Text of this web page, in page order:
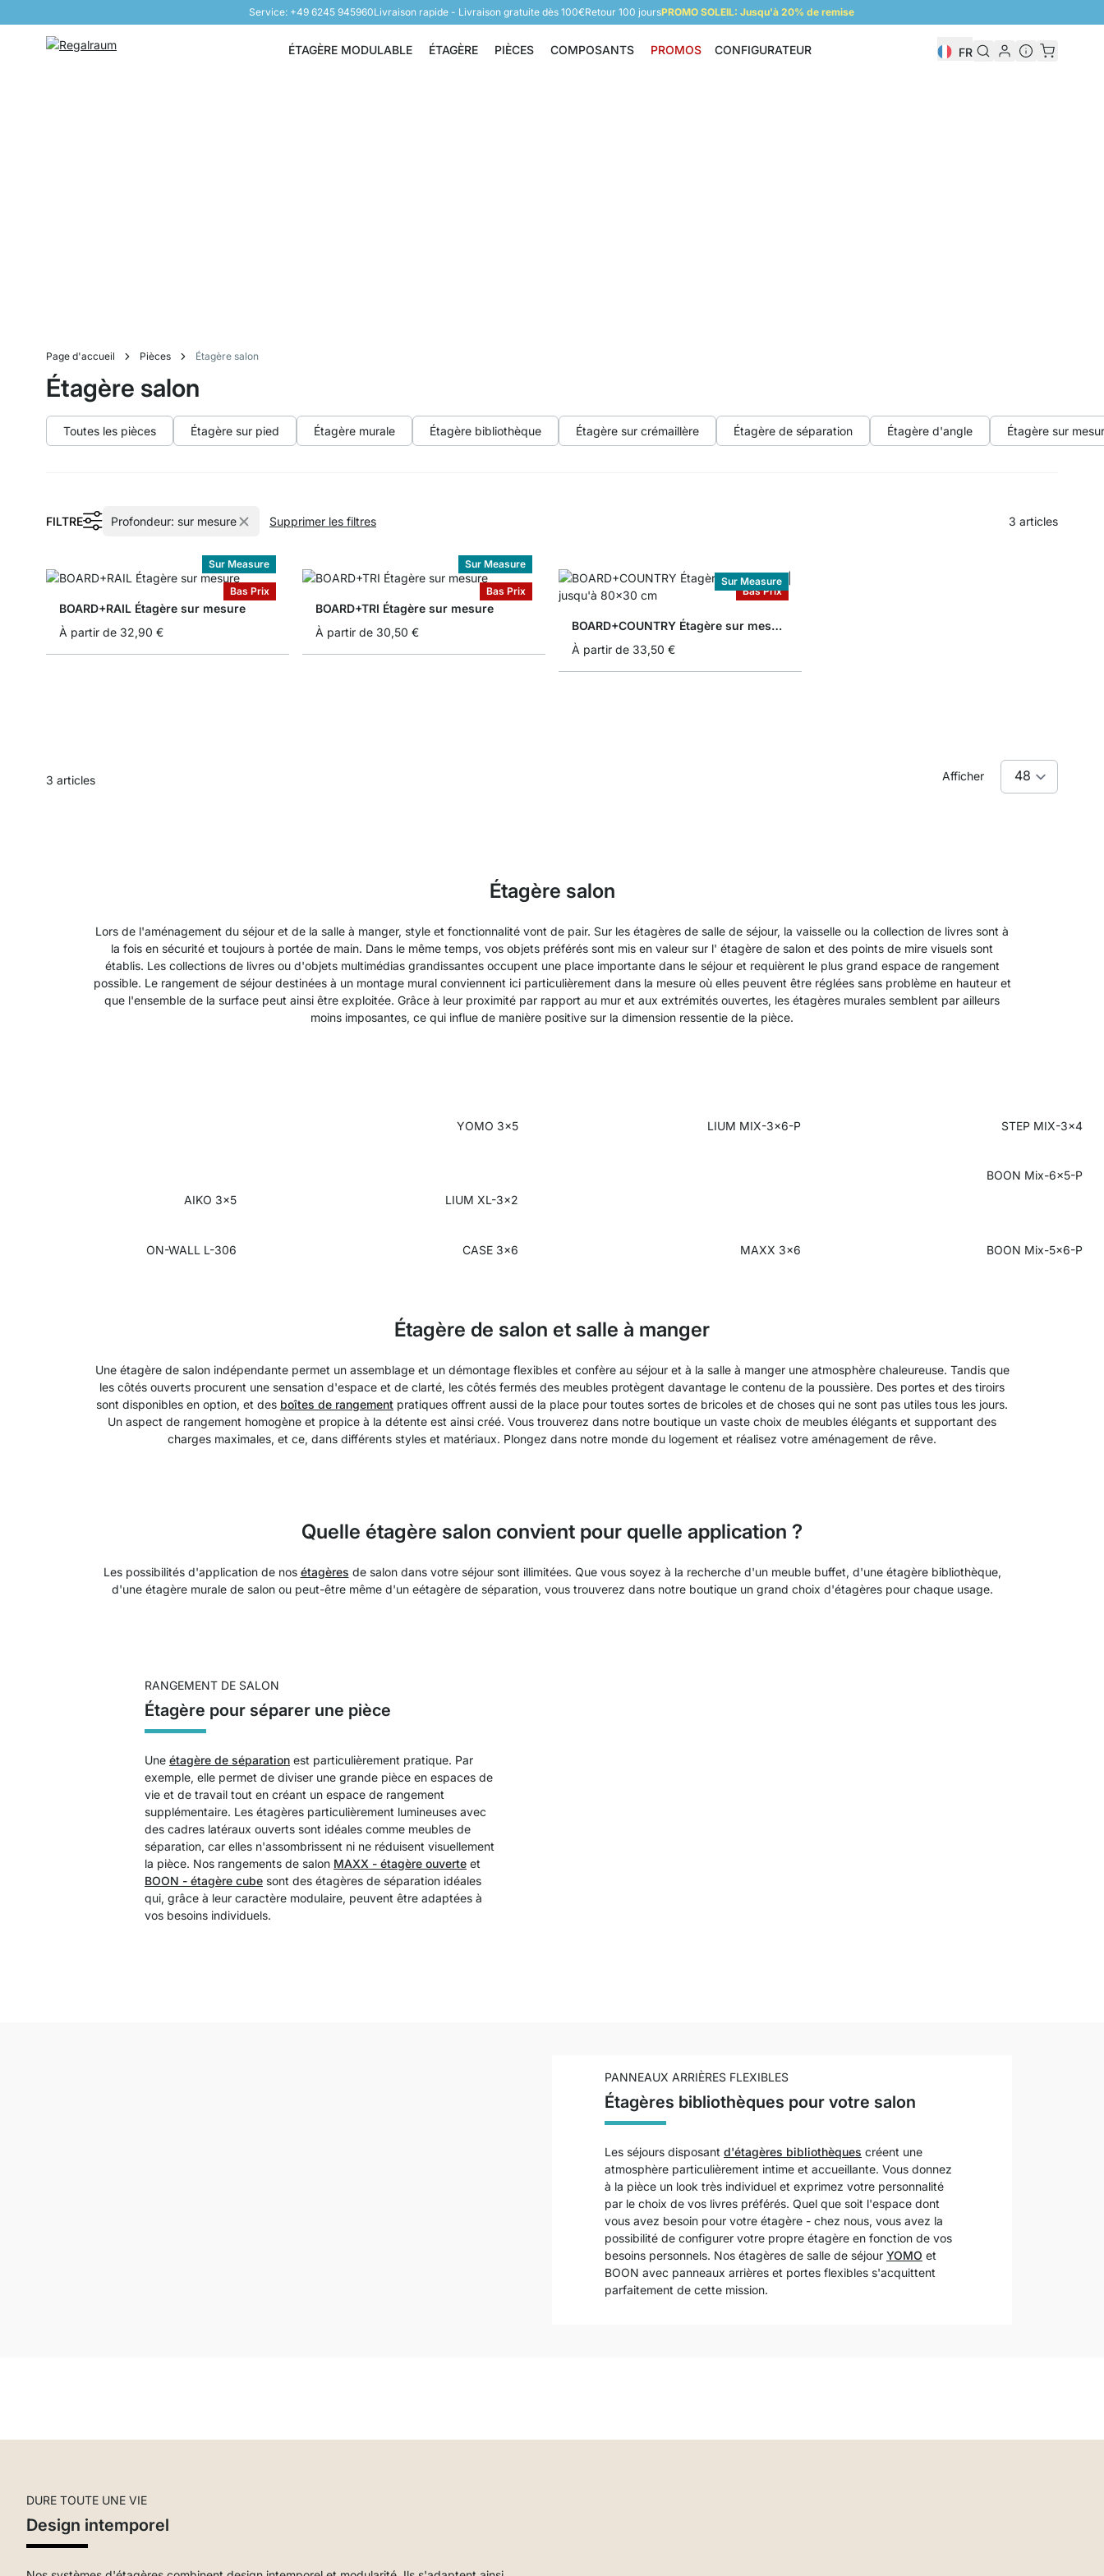
Service: +49 6245 945960Livraison rapide - Livraison gratuite dès 100€Retour 100 joursPROMO SOLEIL: Jusqu'à 20% de remise
ÉTAGÈRE MODULABLE
Étagère modulable
ÉTAGÈRE
Étagère
PIÈCES
Pièces
COMPOSANTS
Composants
PROMOS CONFIGURATEUR FR
Page d'accueil Pièces Étagère salon
Étagère salon
Toutes les pièces Étagère sur pied Étagère murale Étagère bibliothèque Étagère sur crémaillère Étagère de séparation Étagère d'angle Étagère sur
FILTRE Profondeur: sur mesure Supprimer les filtres 3 articles
Bas Prix
Sur Measure
BOARD+RAIL Étagère sur mesure
À partir de 32,90 €
Bas Prix
Sur Measure
BOARD+TRI Étagère sur mesure
À partir de 30,50 €
Bas Prix
Sur Measure
BOARD+COUNTRY Étagère sur mesure
À partir de 33,50 €
3 articles Afficher
Étagère salon
Lors de l'aménagement du séjour et de la salle à manger, style et fonctionnalité vont de pair. Sur les étagères de salle de séjour, la vaisselle ou la collection de livres sont à
la fois en sécurité et toujours à portée de main. Dans le même temps, vos objets préférés sont mis en valeur sur l' étagère de salon et des points de mire visuels sont
établis. Les collections de livres ou d'objets multimédias grandissantes occupent une place importante dans le séjour et requièrent le plus grand espace de rangement
possible. Le rangement de séjour destinées à un montage mural conviennent ici particulièrement dans la mesure où elles peuvent être réglées sans problème en hauteur et
que l'ensemble de la surface peut ainsi être exploitée. Grâce à leur proximité par rapport au mur et aux extrémités ouvertes, les étagères murales semblent par ailleurs
moins imposantes, ce qui influe de manière positive sur la dimension ressentie de la pièce.
YOMO 3x5 LIUM MIX-3x6-P STEP MIX-3x4
BOON Mix-6x5-P
AIKO 3x5
LIUM XL-3x2
ON-WALL L-306 CASE 3x6 MAXX 3x6 BOON Mix-5x6-P
Étagère de salon et salle à manger
Une étagère de salon indépendante permet un assemblage et un démontage flexibles et confère au séjour et à la salle à manger une atmosphère chaleureuse. Tandis que
les côtés ouverts procurent une sensation d'espace et de clarté, les côtés fermés des meubles protègent davantage le contenu de la poussière. Des portes et des tiroirs
sont disponibles en option, et des boîtes de rangement pratiques offrent aussi de la place pour toutes sortes de bricoles et de choses qui ne sont pas utiles tous les jours.
Un aspect de rangement homogène et propice à la détente est ainsi créé. Vous trouverez dans notre boutique un vaste choix de meubles élégants et supportant des
charges maximales, et ce, dans différents styles et matériaux. Plongez dans notre monde du logement et réalisez votre aménagement de rêve.
Quelle étagère salon convient pour quelle application ?
Les possibilités d'application de nos étagères de salon dans votre séjour sont illimitées. Que vous soyez à la recherche d'un meuble buffet, d'une étagère bibliothèque,
d'une étagère murale de salon ou peut-être même d'un eétagère de séparation, vous trouverez dans notre boutique un grand choix d'étagères pour chaque usage.
RANGEMENT DE SALON
Étagère pour séparer une pièce
Une étagère de séparation est particulièrement pratique. Par
exemple, elle permet de diviser une grande pièce en espaces de
vie et de travail tout en créant un espace de rangement
supplémentaire. Les étagères particulièrement lumineuses avec
des cadres latéraux ouverts sont idéales comme meubles de
séparation, car elles n'assombrissent ni ne réduisent visuellement
la pièce. Nos rangements de salon MAXX - étagère ouverte et
BOON - étagère cube sont des étagères de séparation idéales
qui, grâce à leur caractère modulaire, peuvent être adaptées à
vos besoins individuels.
PANNEAUX ARRIÈRES FLEXIBLES
Étagères bibliothèques pour votre salon
Les séjours disposant d'étagères bibliothèques créent une
atmosphère particulièrement intime et accueillante. Vous donnez
à la pièce un look très individuel et exprimez votre personnalité
par le choix de vos livres préférés. Quel que soit l'espace dont
vous avez besoin pour votre étagère - chez nous, vous avez la
possibilité de configurer votre propre étagère en fonction de vos
besoins personnels. Nos étagères de salle de séjour YOMO et
BOON avec panneaux arrières et portes flexibles s'acquittent
parfaitement de cette mission.
DURE TOUTE UNE VIE
Design intemporel